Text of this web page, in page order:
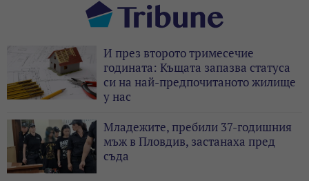
И през второто тримесечие
годината: Къщата запазва статуса
си на най-предпочитаното жилище
у нас
Младежите, пребили 37-годишния
мъж в Пловдив, застанаха пред
съда